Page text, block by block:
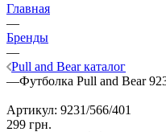
Главная
—
Бренды
—
Pull and Bear каталог
—Футболка Pull and Bear
Артикул: 9231/566/401
299 грн.